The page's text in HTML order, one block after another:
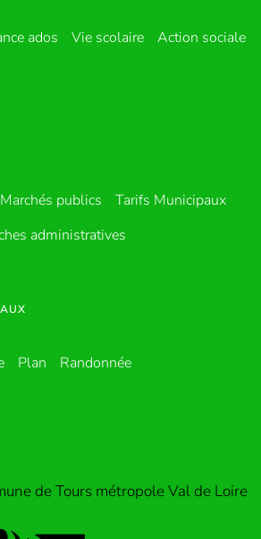
ados Vie scolaire
Action sociale
Marchés publics
Tarifs Municipaux
administratives
Plan Randonnée
de Tours métropole Val de Loire